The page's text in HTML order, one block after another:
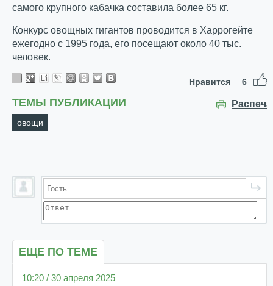
самого крупного кабачка составила более 65 кг.
Конкурс овощных гигантов проводится в Харрогейте
ежегодно с 1995 года, его посещают около 40 тыс.
человек.
Нравится 6
ТЕМЫ ПУБЛИКАЦИИ
овощи
ЕЩЕ ПО ТЕМЕ
10:20 / 30 апреля 2025